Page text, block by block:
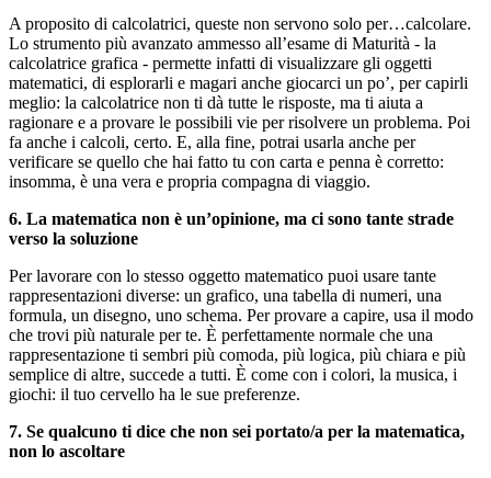
A proposito di calcolatrici, queste non servono solo per…calcolare.
Lo strumento più avanzato ammesso all’esame di Maturità - la
calcolatrice grafica - permette infatti di visualizzare gli oggetti
matematici, di esplorarli e magari anche giocarci un po’, per capirli
meglio: la calcolatrice non ti dà tutte le risposte, ma ti aiuta a
ragionare e a provare le possibili vie per risolvere un problema. Poi
fa anche i calcoli, certo. E, alla fine, potrai usarla anche per
verificare se quello che hai fatto tu con carta e penna è corretto:
insomma, è una vera e propria compagna di viaggio.
6. La matematica non è un’opinione, ma ci sono tante strade
verso la soluzione
Per lavorare con lo stesso oggetto matematico puoi usare tante
rappresentazioni diverse: un grafico, una tabella di numeri, una
formula, un disegno, uno schema. Per provare a capire, usa il modo
che trovi più naturale per te. È perfettamente normale che una
rappresentazione ti sembri più comoda, più logica, più chiara e più
semplice di altre, succede a tutti. È come con i colori, la musica, i
giochi: il tuo cervello ha le sue preferenze.
7. Se qualcuno ti dice che non sei portato/a per la matematica,
non lo ascoltare